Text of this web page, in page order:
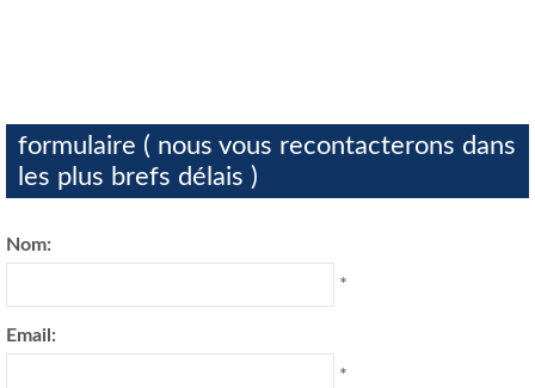
formulaire ( nous vous recontacterons dans
les plus brefs délais )
Nom:
*
Email:
*